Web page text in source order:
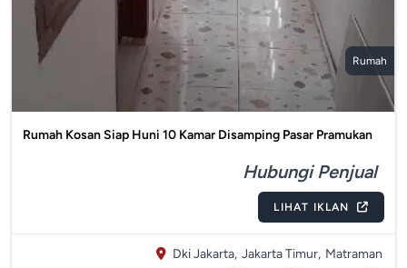
Rumah
Rumah Kosan Siap Huni 10 Kamar Disamping Pasar Pramukan
Hubungi Penjual
LIHAT IKLAN
Dki Jakarta, Jakarta Timur, Matraman